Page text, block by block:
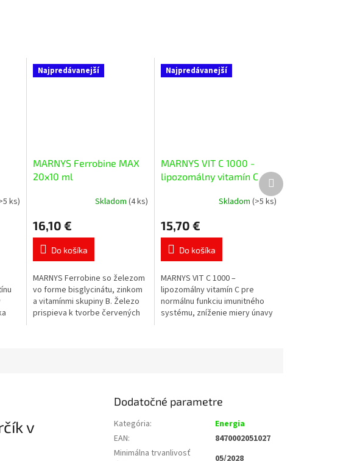
ks)
Najpredávanejší
MARNYS Ferrobine MAX
20x10 ml
produktu
je
5,0
z
5
hviezdičiek.
Skladom(4 ks)
16,10 €
Do košíka
MARNYS Ferrobine so železom
vo forme bisglycinátu, zinkom
a vitamínmi skupiny B. Železo
prispieva k tvorbe červených
Najpredávanejší
MARNYS VIT C 1000 -
lipozomálny vitamín C
produktu
je
5,0
z
5
hviezdičiek.
Skladom(>5 ks)
15,70 €
Do košíka
MARNYS VIT C 1000 –
lipozomálny vitamín C pre
normálnu funkciu imunitného
systému, zníženie miery únavy
Ďalší
produkt
v
Dodatočné parametre
Kategória:
Energia
EAN:
8470002051027
Minimálna trvanlivosť